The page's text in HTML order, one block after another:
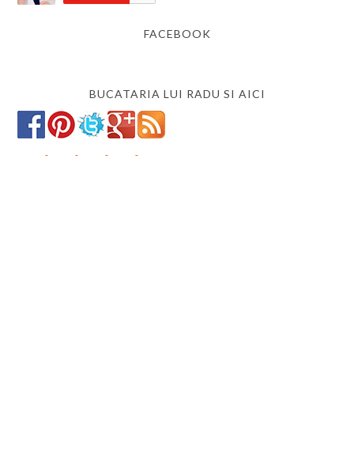
FACEBOOK
BUCATARIA LUI RADU SI AICI